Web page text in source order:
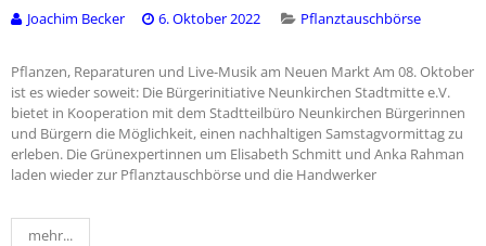
Joachim Becker 6. Oktober 2022 Pflanztauschbörse
Pflanzen, Reparaturen und Live-Musik am Neuen Markt Am 08. Oktober
ist es wieder soweit: Die Bürgerinitiative Neunkirchen Stadtmitte e.V.
bietet in Kooperation mit dem Stadtteilbüro Neunkirchen Bürgerinnen
und Bürgern die Möglichkeit, einen nachhaltigen Samstagvormittag zu
erleben. Die Grünexpertinnen um Elisabeth Schmitt und Anka Rahman
laden wieder zur Pflanztauschbörse und die Handwerker
mehr...